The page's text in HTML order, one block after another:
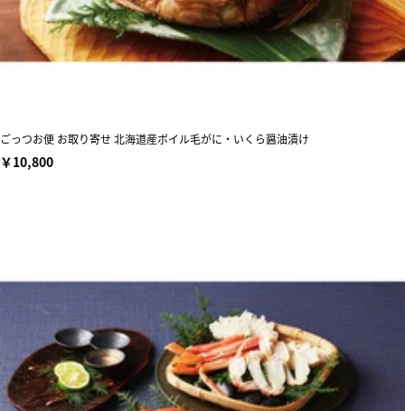
ごっつお便 お取り寄せ 北海道産ボイル毛がに・いくら醤油漬け
￥10,800